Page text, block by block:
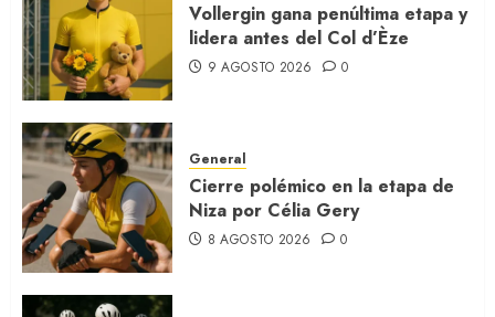
Vollergin gana penúltima etapa y
lidera antes del Col d’Èze
9 AGOSTO 2026 0
General
Cierre polémico en la etapa de
Niza por Célia Gery
8 AGOSTO 2026 0